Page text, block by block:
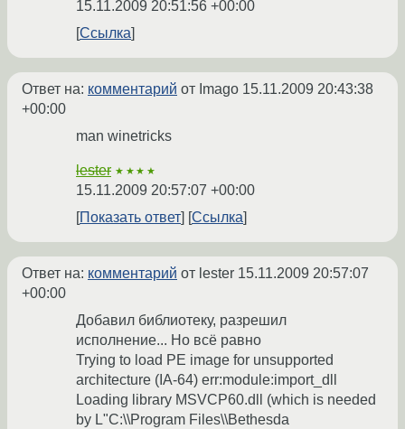
15.11.2009 20:51:56 +00:00
Ссылка
Ответ на: комментарий от Imago 15.11.2009 20:43:38
+00:00
man winetricks
lester ★★★★
15.11.2009 20:57:07 +00:00
Показать ответ
Ссылка
Ответ на: комментарий от lester 15.11.2009 20:57:07
+00:00
Добавил библиотеку, разрешил
исполнение... Но всё равно
Trying to load PE image for unsupported
architecture (IA-64) err:module:import_dll
Loading library MSVCP60.dll (which is needed
by L"C:\\Program Files\\Bethesda